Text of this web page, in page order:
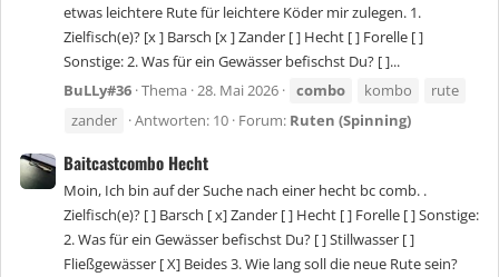
etwas leichtere Rute für leichtere Köder mir zulegen. 1.
Zielfisch(e)? [x ] Barsch [x ] Zander [ ] Hecht [ ] Forelle [ ]
Sonstige: 2. Was für ein Gewässer befischst Du? [ ]...
BuLLy#36 Thema 28. Mai 2026 combo kombo
rute
zander
Antworten: 10 Forum: Ruten (Spinning)
Baitcastcombo Hecht
Moin, Ich bin auf der Suche nach einer hecht bc comb. .
Zielfisch(e)? [ ] Barsch [ x] Zander [ ] Hecht [ ] Forelle [ ] Sonstige:
2. Was für ein Gewässer befischst Du? [ ] Stillwasser [ ]
Fließgewässer [ X] Beides 3. Wie lang soll die neue Rute sein?